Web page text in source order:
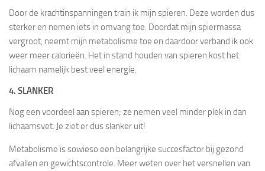
Door de krachtinspanningen train ik mijn spieren. Deze worden dus
sterker en nemen iets in omvang toe. Doordat mijn spiermassa
vergroot, neemt mijn metabolisme toe en daardoor verband ik ook
weer meer calorieën. Het in stand houden van spieren kost het
lichaam namelijk best veel energie.
4. SLANKER
Nog een voordeel aan spieren; ze nemen veel minder plek in dan
lichaamsvet. Je ziet er dus slanker uit!
Metabolisme is sowieso een belangrijke succesfactor bij gezond
afvallen en gewichtscontrole. Meer weten over het versnellen van